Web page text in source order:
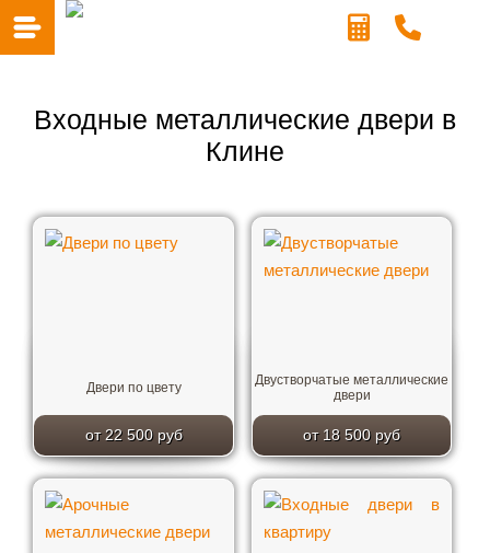
Входные металлические двери в
Клине
Двери по цвету
от 22 500 руб
Двустворчатые металлические
двери
от 18 500 руб